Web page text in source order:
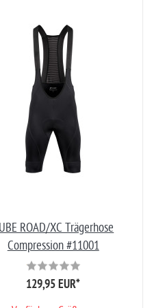
ROAD/XC Trägerhose
Compression #11001
129,95 EUR*